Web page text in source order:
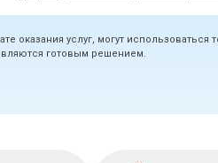
оказания услуг, могут
готовым решением.